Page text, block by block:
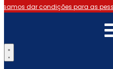
dar condições para as